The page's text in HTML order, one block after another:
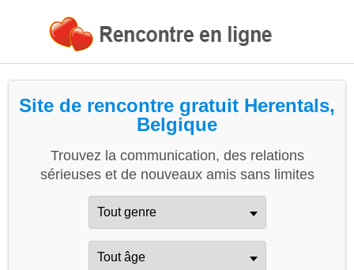
Site de rencontre gratuit Herentals,
Belgique
Trouvez la communication, des relations
sérieuses et de nouveaux amis sans limites